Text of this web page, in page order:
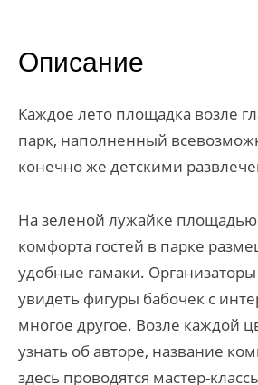
Описание
Каждое лето площадка возле
парк, наполненный
конечно же детскими
На зеленой лужайке площадью
комфорта гостей в парке
удобные гамаки.
увидеть фигуры бабочек с
многое другое. Возле каждой
узнать об авторе, название
здесь проводятся мастер-